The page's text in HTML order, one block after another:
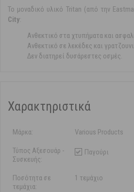
Το μοναδικό υλικό Tritan (από την
City:
Ανθεκτικό στα χτυπήματα και
Ανθεκτικό σε λεκέδες και
Δεν διατηρεί δυσάρεστες οσμές.
Χαρακτηριστικά
Μάρκα: Various Products
Τύπος Αξεσουάρ -
Συσκευής:
Παγούρι
Ποσότητα σε
τεμάχια:
1 τεμάχιο